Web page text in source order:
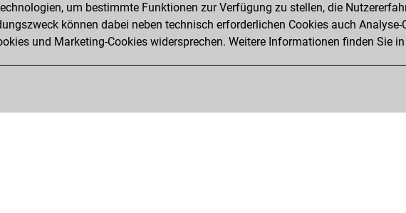
You played 1 bullet games
You scored +0 =0 -1 in bullet
um bestimmte Funktionen zur Verfügung zu stellen, die
können dabei neben technisch erforderlichen Cookies auch
und Marketing-Cookies widersprechen. Weitere Informationen finden Sie